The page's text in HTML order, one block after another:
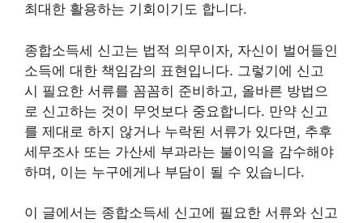
최대한 활용하는 기회이기도 합니다.
종합소득세 신고는 법적 의무이자, 자신이 벌어들인
소득에 대한 책임감의 표현입니다. 그렇기에 신고
시 필요한 서류를 꼼꼼히 준비하고, 올바른 방법으
로 신고하는 것이 무엇보다 중요합니다. 만약 신고
를 제대로 하지 않거나 누락된 서류가 있다면, 추후
세무조사 또는 가산세 부과라는 불이익을 감수해야
하며, 이는 누구에게나 부담이 될 수 있습니다.
이 글에서는 종합소득세 신고에 필요한 서류와 신고